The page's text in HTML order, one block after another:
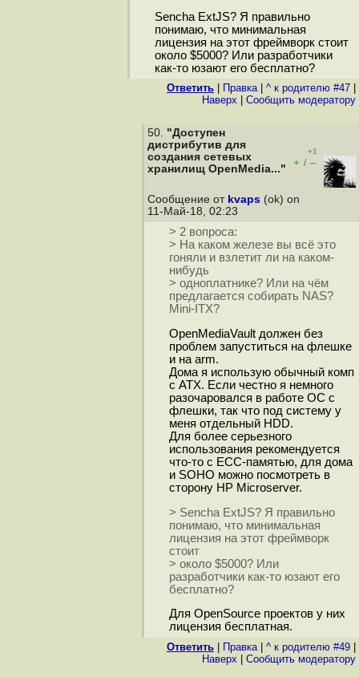
Sencha ExtJS? Я правильно
понимаю, что минимальная
лицензия на этот фреймворк стоит
около $5000? Или разработчики
как-то юзают его бесплатно?
Ответить Правка| ^ к родителю #47
Наверх
Cообщить модератору
50. "Доступен
дистрибутив для
создания сетевых
хранилищ OpenMedia..."
+1
+ / –
Сообщение от kvaps (ok) on
11-Май-18, 02:23
> 2 вопроса:
> На каком железе вы всё это
гоняли и взлетит ли на каком-
нибудь
> одноплатнике? Или на чём
предлагается собирать NAS?
Mini-ITX?
OpenMediaVault должен без
проблем запуститься на флешке
и на arm.
Дома я использую обычный комп
с ATX. Если честно я немного
разочаровался в работе ОС с
флешки, так что под систему у
меня отдельный HDD.
Для более серьезного
использования рекомендуется
что-то с ECC-памятью, для дома
и SOHO можно посмотреть в
сторону HP Microserver.
> Sencha ExtJS? Я правильно
понимаю, что минимальная
лицензия на этот фреймворк
стоит
> около $5000? Или
разработчики как-то юзают его
бесплатно?
Для OpenSource проектов у них
лицензия бесплатная.
Ответить Правка| ^ к родителю #49
Наверх
Cообщить модератору